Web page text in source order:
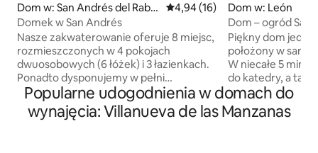
Dom w: San Andrés del Raba
nedo
Średnia ocena: 4,94 na 5,
4,94 (16)
Domek w San Andrés
Nasze zakwaterowanie oferuje 8 miejsc,
rozmieszczonych w 4 pokojach
dwuosobowych (6 łóżek) i 3 łazienkach.
Ponadto dysponujemy w pełni
wyposażoną kuchnią, salonem z
kominkiem na drewno i telewizorem
SmartTV oraz ponad 1000 metrów
Dom w: León
Dom – ogród San
Piękny dom
położony w
W niecałe 5
do katedry, a
dzielnicy z tapas
w mieście.
mieszkalnej z
Popularne udogodnienia w domach do
wynajęcia: Villanueva de las Manzanas